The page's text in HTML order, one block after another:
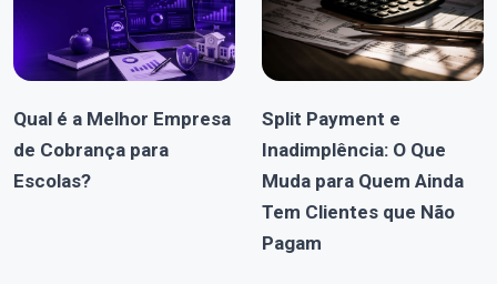
Qual é a Melhor Empresa
de Cobrança para
Escolas?
Split Payment e
Inadimplência: O Que
Muda para Quem Ainda
Tem Clientes que Não
Pagam